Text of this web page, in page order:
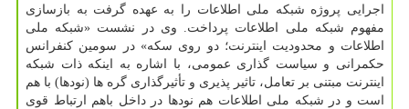
اجرایی پروژه شبكه ملی اطلاعات را به عهده گرفت به بازسازی
مفهوم شبكه ملی اطلاعات پرداخت. وی در نشست «شبكه ملی
اطلاعات و محدودیت اینترنت؛ دو روی سكه» در سومین كنفرانس
حكمرانی و سیاست گذاری عمومی، با اشاره به اینكه ذات شبكه
اینترنت مبتنی بر تعامل، تاثیر پذیری و تأثیرگذاری گره ها (نودها) با هم
است و در شبكه ملی اطلاعات هم نودها در داخل باهم ارتباط قوی